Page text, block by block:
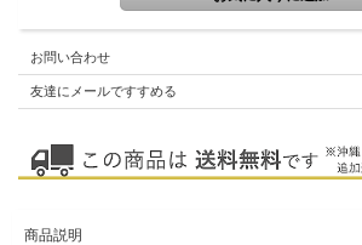
お問い合わせ
友達にメールですすめる
商品説明